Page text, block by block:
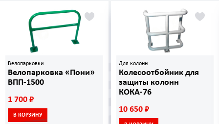
Велопарковки
Велопарковка «Пони»
ВПП-1500
1 700 ₽
В КОРЗИНУ
Для колонн
Колесоотбойник для
защиты колонн
КОКА-76
10 650 ₽